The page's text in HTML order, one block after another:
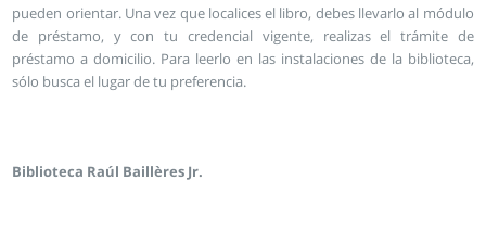
pueden orientar. Una vez que localices el libro, debes llevarlo al módulo
de préstamo, y con tu credencial vigente, realizas el trámite de
préstamo a domicilio. Para leerlo en las instalaciones de la biblioteca,
sólo busca el lugar de tu preferencia.
Biblioteca Raúl Baillères Jr.